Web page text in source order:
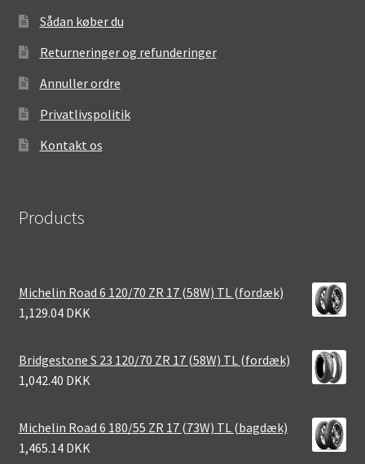
Sådan køber du
Returneringer og refunderinger
Annuller ordre
Privatlivspolitik
Kontakt os
Products
Michelin Road 6 120/70 ZR 17 (58W) TL (fordæk)
1,129.04 DKK
Bridgestone S 23 120/70 ZR 17 (58W) TL (fordæk)
1,042.40 DKK
Michelin Road 6 180/55 ZR 17 (73W) TL (bagdæk)
1,465.14 DKK